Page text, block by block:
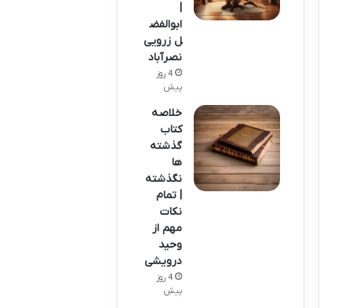
ابوالفض
ل زرویی
نصرآباد
4 روز
پیش
خلاصه
کتاب
گذشته
ها
نگذشته
| تمام
نکات
مهم از
وحید
درویشی
4 روز
پیش